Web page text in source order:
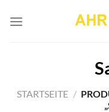
Inhalt
STARTSEITE /